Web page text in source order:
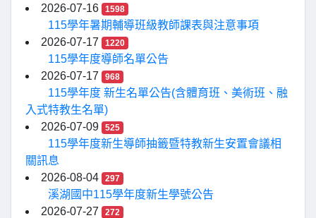
2026-07-16
1598
115學年暑期輔導班級教師課表與注意事項
2026-07-17
1220
115學年度導師名單公告
2026-07-17
968
115學年度 新生名單公告(含體育班、美術班、融
入式特教生名單)
2026-07-09
525
115學年度新生導師抽籤暨特教新生安置會議相
關訊息
2026-08-04
297
溪湖國中115學年度新生學號公告
2026-07-27
272